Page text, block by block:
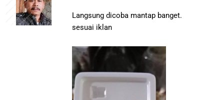
Langsung dicoba mantap banget.
sesuai iklan